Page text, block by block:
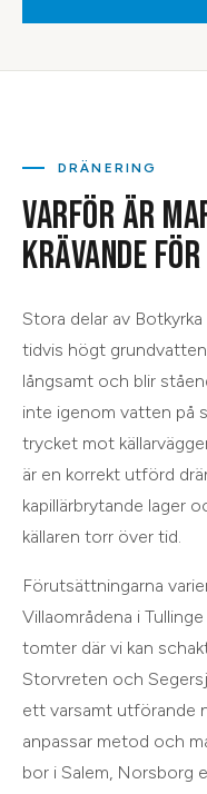
DRÄNERING
VARFÖR ÄR
KRÄVANDE
Stora delar av
tidvis högt
långsamt och blir
inte igenom vatten på
trycket mot
är en korrekt utförd
kapillärbrytande lager
källaren torr över tid.
Förutsättningarna
Villaområdena i
tomter där vi kan
Storvreten och
ett varsamt utförande
anpassar metod och
bor i Salem, Norsborg